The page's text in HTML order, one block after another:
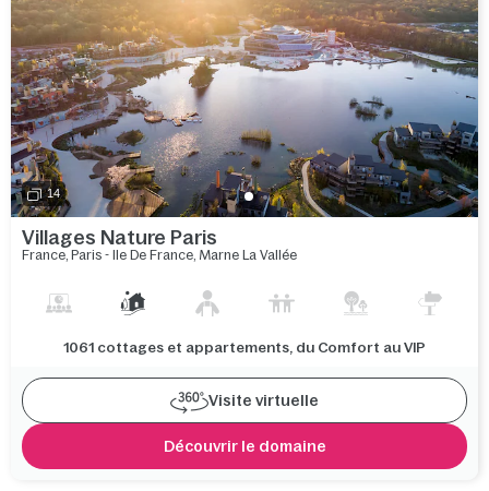
14
Villages Nature Paris
France Paris - Ile De France Marne La Vallée
1061 cottages et appartements, du Comfort au VIP
Visite virtuelle
Découvrir le domaine